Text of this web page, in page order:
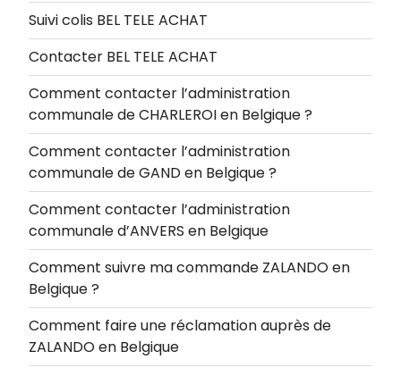
Suivi colis BEL TELE ACHAT
Contacter BEL TELE ACHAT
Comment contacter l’administration
communale de CHARLEROI en Belgique ?
Comment contacter l’administration
communale de GAND en Belgique ?
Comment contacter l’administration
communale d’ANVERS en Belgique
Comment suivre ma commande ZALANDO en
Belgique ?
Comment faire une réclamation auprès de
ZALANDO en Belgique